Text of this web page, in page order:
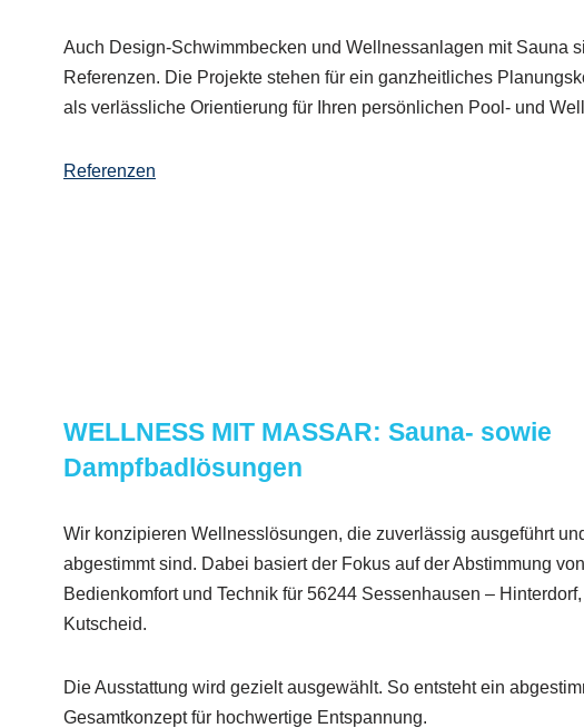
Auch Design-Schwimmbecken und Wellnessanlagen mit Sauna
Referenzen. Die Projekte stehen für ein ganzheitliches
als verlässliche Orientierung für Ihren persönlichen Pool- und
Referenzen
WELLNESS MIT MASSAR: Sauna- sowie
Dampfbadlösungen
Wir konzipieren Wellnesslösungen, die zuverlässig ausgeführt
abgestimmt sind. Dabei basiert der Fokus auf der Abstimmung
Bedienkomfort und Technik für 56244 Sessenhausen –
Kutscheid.
Die Ausstattung wird gezielt ausgewählt. So entsteht ein
Gesamtkonzept für hochwertige Entspannung.